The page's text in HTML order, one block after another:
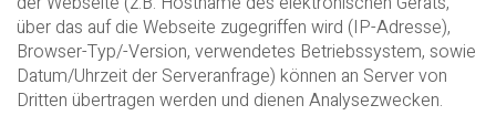
über das auf die Webseite zugegriffen wird (IP-Adresse),
Browser-Typ/-Version, verwendetes Betriebssystem, sowie
Datum/Uhrzeit der Serveranfrage) können an Server von
Dritten übertragen werden und dienen Analysezwecken.